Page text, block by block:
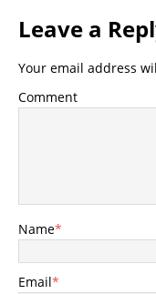
Leave a
Your email address
Comment
Name*
Email*